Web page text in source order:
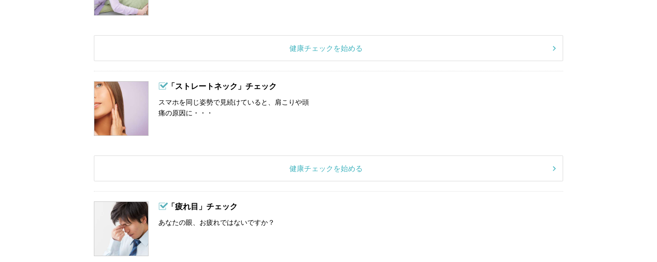
健康チェックを始める
「ストレートネック」チェック
スマホを同じ姿勢で見続けていると、肩こりや頭
痛の原因に・・・
健康チェックを始める
「疲れ目」チェック
あなたの眼、お疲れではないですか？